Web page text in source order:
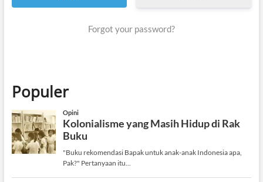
Forgot your password?
Populer